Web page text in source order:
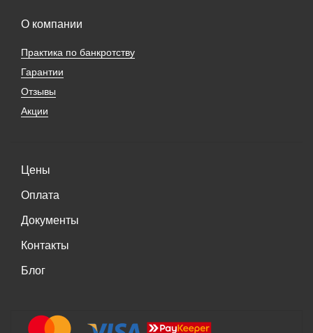
О компании
Практика по банкротству
Гарантии
Отзывы
Акции
Цены
Оплата
Документы
Контакты
Блог